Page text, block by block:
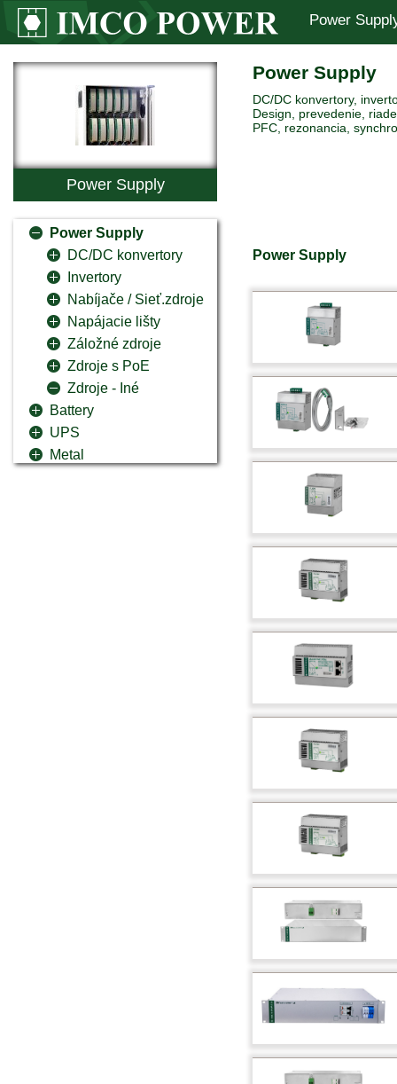
Power
Power Supply
Power Supply
DC/DC konvertory
Invertory
Nabíjače / Sieť.zdroje
Napájacie lišty
Záložné zdroje
Zdroje s PoE
Zdroje - Iné
Battery
UPS
Metal
Power Supply
DC/DC konvertory,
Design, prevedenie,
PFC, rezonancia,
Power Supply